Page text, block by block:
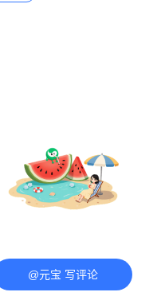
@元宝 写评论